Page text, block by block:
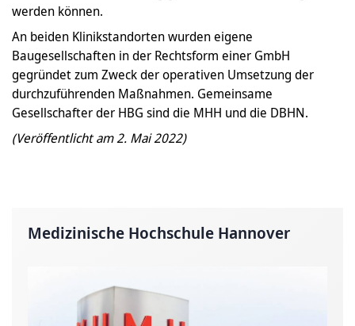
werden können.
An beiden Klinikstandorten wurden eigene
Baugesellschaften in der Rechtsform einer GmbH
gegründet zum Zweck der operativen Umsetzung der
durchzuführenden Maßnahmen. Gemeinsame
Gesellschafter der HBG sind die MHH und die DBHN.
(Veröffentlicht am 2. Mai 2022)
Medizinische Hochschule Hannover